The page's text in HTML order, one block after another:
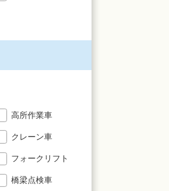
高所作業車
クレーン車
フォークリフト
橋梁点検車